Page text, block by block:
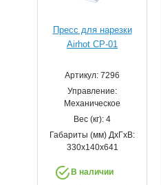
Пресс для нарезки
Airhot CP-01
Артикул: 7296
Управление:
Механическое
Вес (кг): 4
Габариты (мм) ДхГхВ:
330x140x641
В наличии